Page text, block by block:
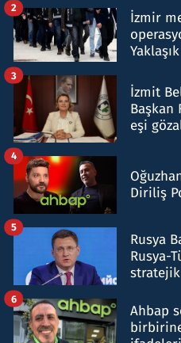
İzmir
2
İzmit
Başkan
eşi
3
Diriliş
4
Rusya
Rusya-
5
Ahbap
6